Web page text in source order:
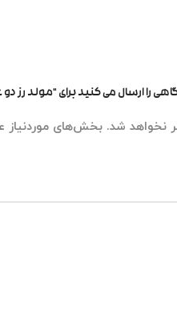
را ارسال می کنید برای “مولد رز دو
نخواهد شد. بخش‌های موردنیاز